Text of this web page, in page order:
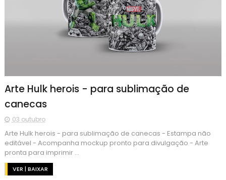
Arte Hulk herois - para sublimação de
canecas
03 outubro
Arte Hulk herois - para sublimação de canecas - Estampa não
editável - Acompanha mockup pronto para divulgação - Arte
pronta para imprimir ...
VER | BAIXAR